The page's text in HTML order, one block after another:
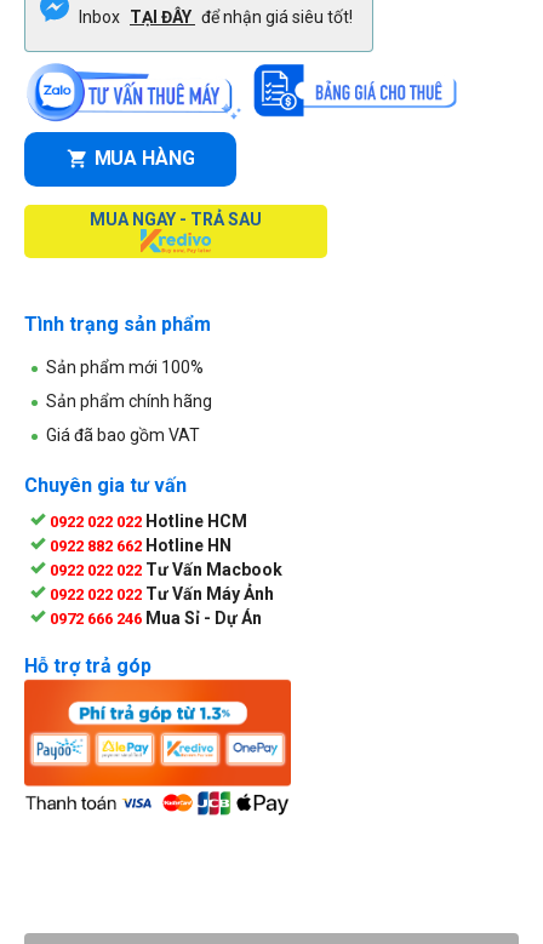
Inbox TẠI ĐÂY để nhận giá siêu tốt!
MUA HÀNG
MUA NGAY - TRẢ SAU
Tình trạng sản phẩm
Sản phẩm mới 100%
Sản phẩm chính hãng
Giá đã bao gồm VAT
Chuyên gia tư vấn
0922 022 022 Hotline HCM
0922 882 662 Hotline HN
0922 022 022 Tư Vấn Macbook
0922 022 022 Tư Vấn Máy Ảnh
0972 666 246 Mua Sỉ - Dự Án
Hỗ trợ trả góp